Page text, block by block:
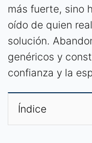
más fuerte, sino
oído de quien
solución.
genéricos y
confianza y la
Índice